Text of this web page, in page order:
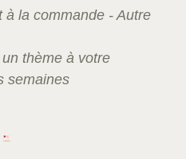
la commande - Autre
thème à votre
semaines